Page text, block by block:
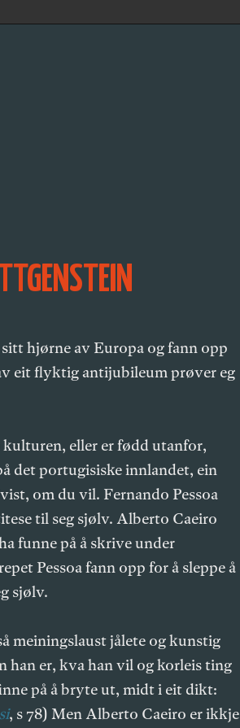
hjørne av Europa og fann opp
eit flyktig antijubileum prøver eg
eller er fødd utanfor,
det portugisiske innlandet, ein
om du vil. Fernando Pessoa
til seg sjølv. Alberto Caeiro
funne på å skrive under
Pessoa fann opp for å sleppe å
sjølv.
meiningslaust jålete og kunstig
han er, kva han vil og korleis ting
på å bryte ut, midt i eit dikt:
, s 78) Men Alberto Caeiro er ikkje